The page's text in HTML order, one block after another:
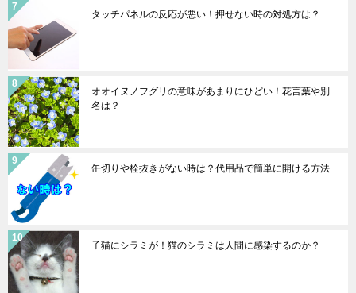
タッチパネルの反応が悪い！押せない時の対処方は？
オオイヌノフグリの意味があまりにひどい！花言葉や別
名は？
缶切りや栓抜きがない時は？代用品で簡単に開ける方法
子猫にシラミが！猫のシラミは人間に感染するのか？